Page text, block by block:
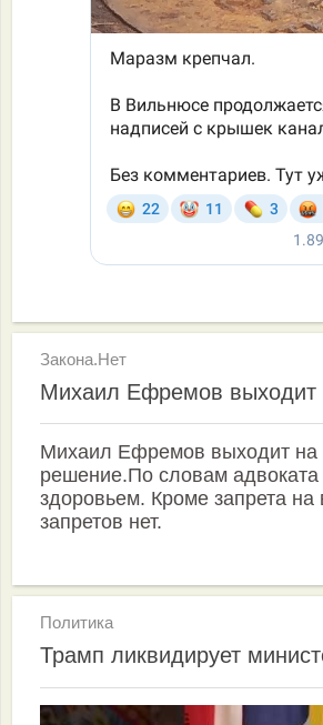
Закона.Нет
Михаил Ефремов
Михаил Ефремов выходит
решение.По словам адвоката
здоровьем. Кроме запрета на
запретов нет.
Политика
Трамп ликвидирует